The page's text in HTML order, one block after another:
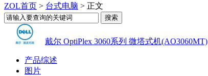
ZOL首页 > 台式电脑 > 正文
戴尔 OptiPlex 3060系列 微塔式机(AO3060MT)
产品综述
图片